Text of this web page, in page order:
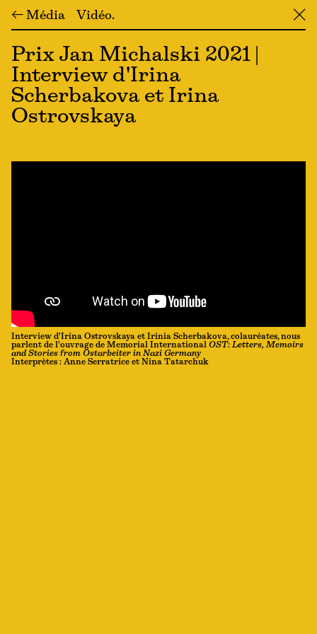
← Média Vidéo ╳
Prix Jan Michalski 2021 |
Interview d'Irina
Scherbakova et Irina
Ostrovskaya
Interview d'Irina Ostrovskaya et Irinia Scherbakova, colauréates, nous
parlent de l'ouvrage de Memorial International OST: Letters, Memoirs
and Stories from Ostarbeiter in Nazi Germany
Interprètes : Anne Serratrice et Nina Tatarchuk